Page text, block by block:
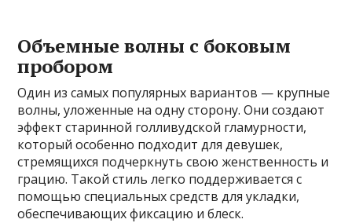
Объемные волны с боковым
пробором
Один из самых популярных вариантов — крупные
волны, уложенные на одну сторону. Они создают
эффект старинной голливудской гламурности,
который особенно подходит для девушек,
стремящихся подчеркнуть свою женственность и
грацию. Такой стиль легко поддерживается с
помощью специальных средств для укладки,
обеспечивающих фиксацию и блеск.